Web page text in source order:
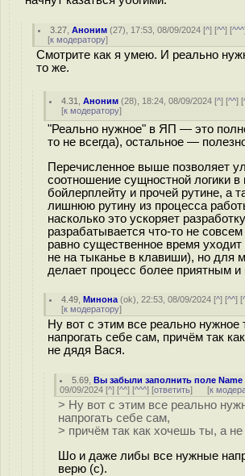
3.27 ,Аноним (27), 17:53, 08/09/2024 [^] [^^] [^^^
[к модератору]
Смотрите как я умею. И реально
то же.
4.31 ,Аноним (28), 18:24, 08/09/2024 [^] [^^] [
[к модератору]
"Реально нужное" в ЯП — это
то не всегда), остальное —
Перечисленное выше позволяет
соотношение сущностной логики в
бойлерплейту и прочей рутине, а
лишнюю рутину из процесса
насколько это ускоряет
разрабатывается что-то не
равно существенное время
не на тыканье в клавиши), но для
делает процесс более приятным и
4.49 ,Минона (ok), 22:53, 08/09/2024 [^] [^^] [
[к модератору]
Ну вот с этим все реально
напрогать себе сам, причём так
не дядя Вася.
5.69 ,Вы забыли заполнить поле Name
09/09/2024 [^] [^^] [^^^] [ответить] [к
> Ну вот с этим все реально
напрогать себе сам,
> причём так как хочешь ты, а
Шо и даже либы все нужные
верю (с).